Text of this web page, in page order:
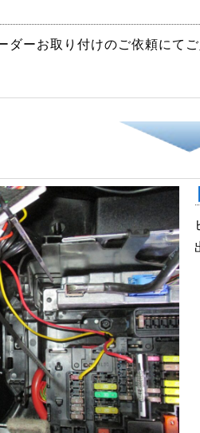
ダーお取り付けのご依頼にて